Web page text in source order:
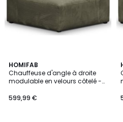
HOMIFAB
Chauffeuse d'angle à droite
modulable en velours côtelé -
599,99 €
2
Couleurs